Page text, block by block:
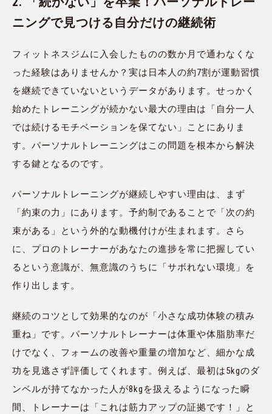
ニングで見つける自分だけの継続術
フィットネスジムに入会したものの数か月で通わなくな
った経験はありませんか？実は日本人の約7割が運動習慣
を継続できていないというデータがあります。せっかく
始めたトレーニングが続かない最大の理由は「自分一人
では続けるモチベーションを保てない」ことにありま
す。パーソナルトレーニングはこの問題を根本から解決
する鍵となるのです。
パーソナルトレーニングが継続しやすい理由は、まず
「約束の力」にあります。予約制であることで「次の約
束がある」という外的な動機付けが生まれます。さら
に、プロのトレーナーがあなたの進捗を常に把握してい
るという意識が、無意識のうちに「サボれない環境」を
作り出します。
継続のコツとして効果的なのが「小さな成功体験の積み
重ね」です。パーソナルトレーナーは体重や体脂肪率だ
けでなく、フォームの改善や重量の増加など、細かな成
功を見逃さず評価してくれます。例えば、最初は5kgのダ
ンベルが持てなかった人が8kgを扱えるようになった瞬
間、トレーナーは「これは筋力アップの証拠です！」と